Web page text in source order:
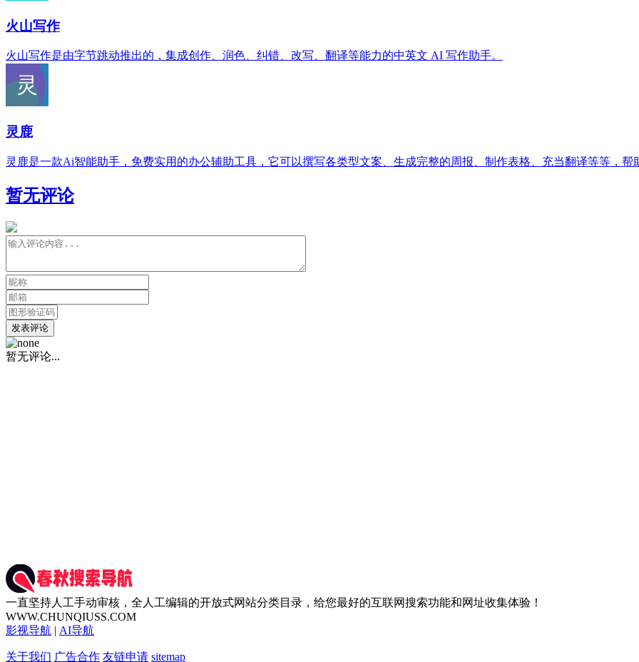
火山写作
火山写作是由字节跳动推出的，集成创作、润色、纠错、改写、翻译等能力的中英文 AI 写作助手。
灵鹿
灵鹿是一款Ai智能助手，免费实用的办公辅助工具，它可以撰写各类型文案、生成完整的周报、制作表格、充当翻译等等，帮
暂无评论
发表评论
暂无评论...
一直坚持人工手动审核，全人工编辑的开放式网站分类目录，给您最好的互联网搜索功能和网址收集体验！
WWW.CHUNQIUSS.COM
影视导航 | AI导航
关于我们 广告合作 友链申请 sitemap